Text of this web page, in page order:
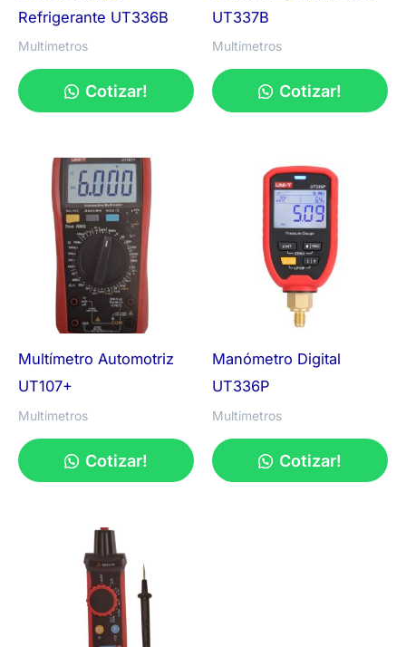
Refrigerante UT336B
Multimetros
Cotizar!
UT337B
Multimetros
Cotizar!
Multímetro Automotriz
UT107+
Multimetros
Cotizar!
Manómetro Digital
UT336P
Multimetros
Cotizar!